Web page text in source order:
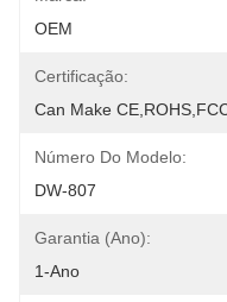
OEM
Certificação:
Can Make
Número Do Modelo:
DW-807
Garantia (ano):
1-Ano